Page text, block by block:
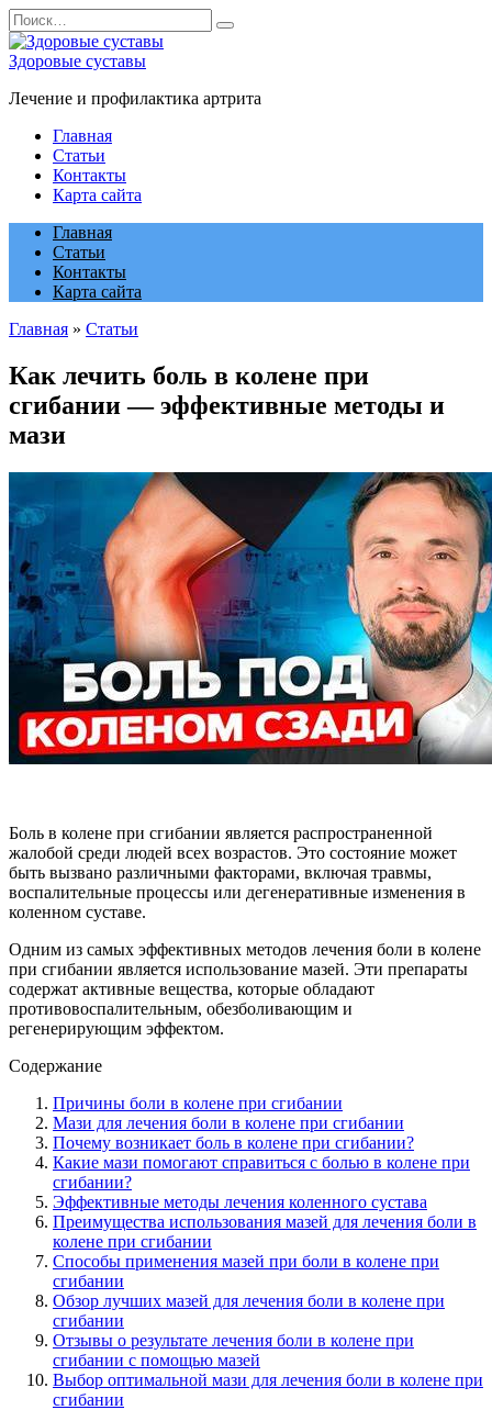
Перейти
к
содержанию
Search
for:
Здоровые суставы
Лечение и профилактика артрита
Главная
Статьи
Контакты
Карта сайта
Главная
Статьи
Контакты
Карта сайта
Главная » Статьи
Как лечить боль в колене при
сгибании — эффективные методы и
мази
Боль в колене при сгибании является распространенной
жалобой среди людей всех возрастов. Это состояние может
быть вызвано различными факторами, включая травмы,
воспалительные процессы или дегенеративные изменения в
коленном суставе.
Одним из самых эффективных методов лечения боли в колене
при сгибании является использование мазей. Эти препараты
содержат активные вещества, которые обладают
противовоспалительным, обезболивающим и
регенерирующим эффектом.
Содержание
Причины боли в колене при сгибании
Мази для лечения боли в колене при сгибании
Почему возникает боль в колене при сгибании?
Какие мази помогают справиться с болью в колене при
сгибании?
Эффективные методы лечения коленного сустава
Преимущества использования мазей для лечения боли в
колене при сгибании
Способы применения мазей при боли в колене при
сгибании
Обзор лучших мазей для лечения боли в колене при
сгибании
Отзывы о результате лечения боли в колене при
сгибании с помощью мазей
Выбор оптимальной мази для лечения боли в колене при
сгибании